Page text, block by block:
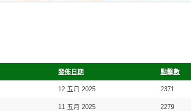
發佈日期 點擊數
12 五月 2025 2371
11 五月 2025 2279